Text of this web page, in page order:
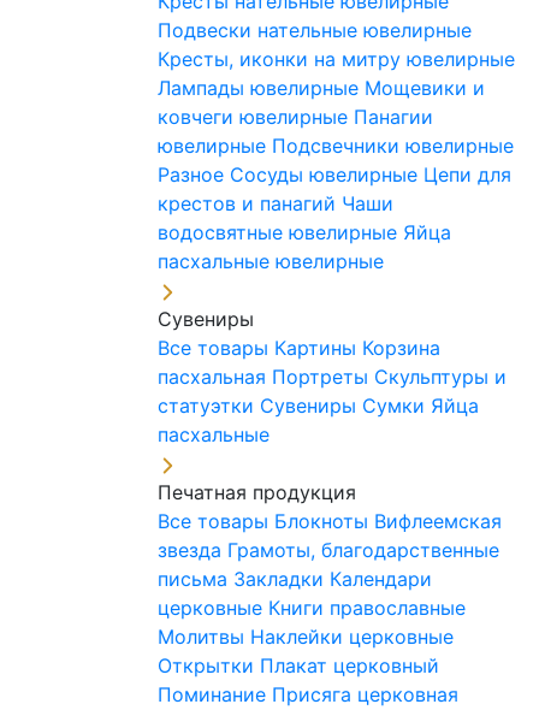
Подвески нательные ювелирные
Кресты, иконки на митру ювелирные
Лампады ювелирные Мощевики и
ковчеги ювелирные Панагии
ювелирные Подсвечники ювелирные
Разное Сосуды ювелирные Цепи для
крестов и панагий Чаши
водосвятные ювелирные Яйца
пасхальные ювелирные
Сувениры
Все товары Картины Корзина
пасхальная Портреты Скульптуры и
статуэтки Сувениры Сумки Яйца
пасхальные
Печатная продукция
Все товары Блокноты Вифлеемская
звезда Грамоты, благодарственные
письма Закладки Календари
церковные Книги православные
Молитвы Наклейки церковные
Открытки Плакат церковный
Поминание Присяга церковная